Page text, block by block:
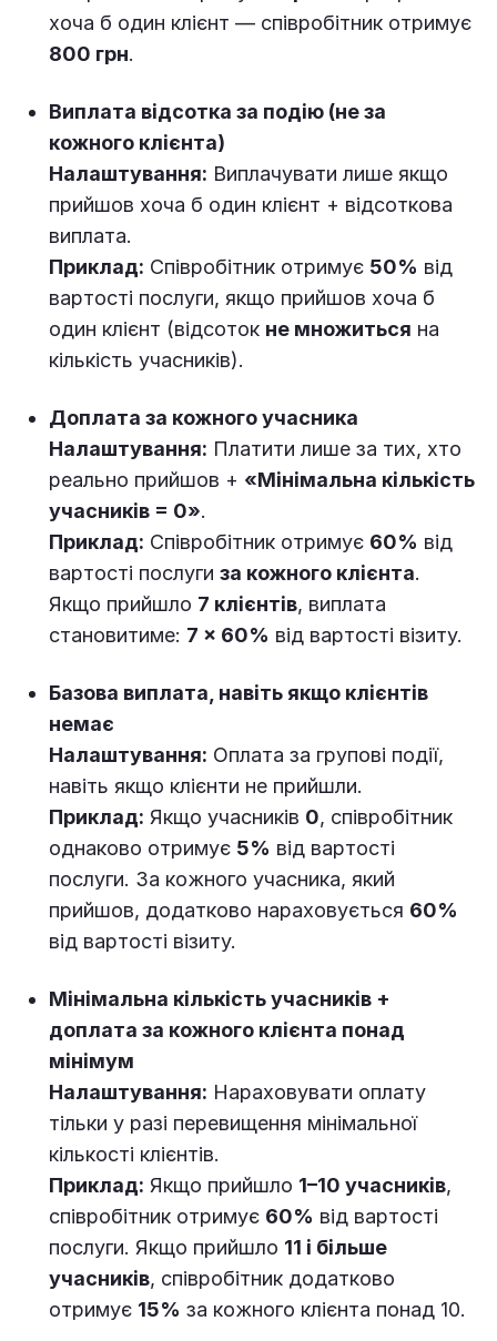
хоча б один клієнт — співробітник отримує
800 грн.
Виплата відсотка за подію (не за
кожного клієнта)
Налаштування: Виплачувати лише якщо
прийшов хоча б один клієнт + відсоткова
виплата.
Приклад: Співробітник отримує 50% від
вартості послуги, якщо прийшов хоча б
один клієнт (відсоток не множиться на
кількість учасників).
Доплата за кожного учасника
Налаштування: Платити лише за тих, хто
реально прийшов + «Мінімальна кількість
учасників = 0».
Приклад: Співробітник отримує 60% від
вартості послуги за кожного клієнта.
Якщо прийшло 7 клієнтів, виплата
становитиме: 7 × 60% від вартості візиту.
Базова виплата, навіть якщо клієнтів
немає
Налаштування: Оплата за групові події,
навіть якщо клієнти не прийшли.
Приклад: Якщо учасників 0, співробітник
однаково отримує 5% від вартості
послуги. За кожного учасника, який
прийшов, додатково нараховується 60%
від вартості візиту.
Мінімальна кількість учасників +
доплата за кожного клієнта понад
мінімум
Налаштування: Нараховувати оплату
тільки у разі перевищення мінімальної
кількості клієнтів.
Приклад: Якщо прийшло 1–10 учасників,
співробітник отримує 60% від вартості
послуги. Якщо прийшло 11 і більше
учасників, співробітник додатково
отримує 15% за кожного клієнта понад 10.